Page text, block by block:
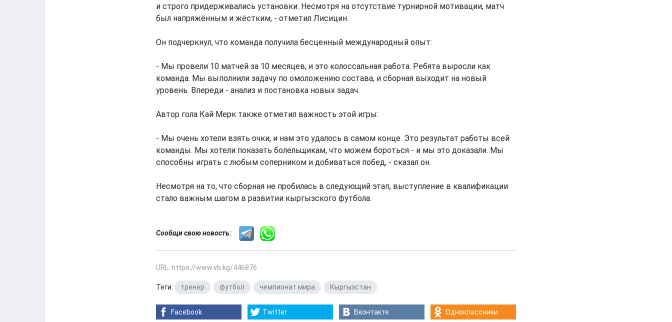
и строго придерживались установки. Несмотря на отсутствие турнирной мотивации, матч
был напряжённым и жёстким, - отметил Лисицин.
Он подчеркнул, что команда получила бесценный международный опыт:
- Мы провели 10 матчей за 10 месяцев, и это колоссальная работа. Ребята выросли как
команда. Мы выполнили задачу по омоложению состава, и сборная выходит на новый
уровень. Впереди - анализ и постановка новых задач.
Автор гола Кай Мерк также отметил важность этой игры:
- Мы очень хотели взять очки, и нам это удалось в самом конце. Это результат работы всей
команды. Мы хотели показать болельщикам, что можем бороться - и мы это доказали. Мы
способны играть с любым соперником и добиваться побед, - сказал он.
Несмотря на то, что сборная не пробилась в следующий этап, выступление в квалификации
стало важным шагом в развитии кыргызского футбола.
Сообщи свою новость:
URL: https://www.vb.kg/446876
Теги: тренер футбол чемпионат мира Кыргызстан
Facebook Twitter Вконтакте Одноклассники